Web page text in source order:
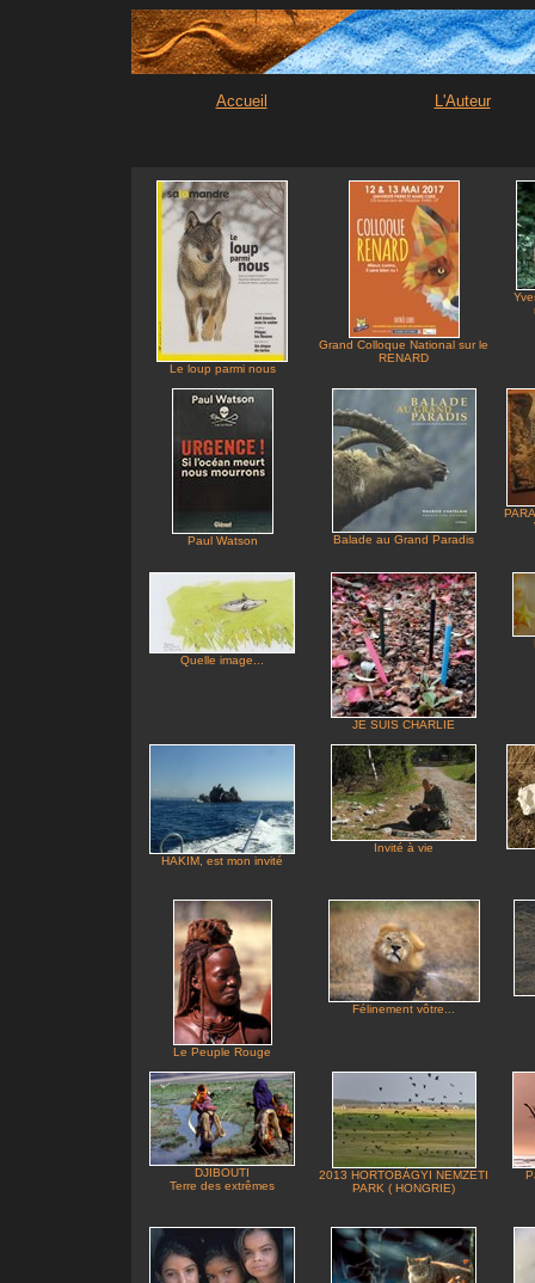
Accueil L'Auteur
Le loup parmi nous
Grand Colloque National sur le
RENARD
Paul Watson Balade au Grand Paradis
Quelle image...
JE SUIS CHARLIE
HAKIM, est mon invité
Invité à vie
Le Peuple Rouge
Félinement vôtre...
DJIBOUTI
Terre des extrêmes
2013 HORTOBÀGYI NEMZETI
PARK ( HONGRIE)